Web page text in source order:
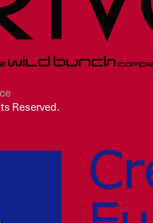
Reserved.